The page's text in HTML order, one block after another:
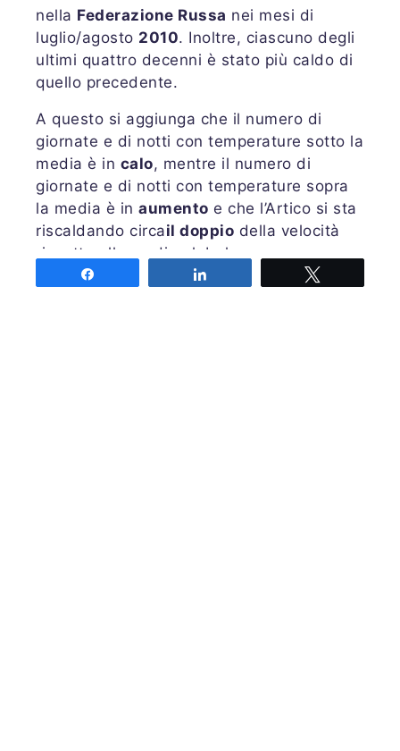
nella Federazione Russa nei mesi di
luglio/agosto 2010. Inoltre, ciascuno degli
ultimi quattro decenni è stato più caldo di
quello precedente.
A questo si aggiunga che il numero di
giornate e di notti con temperature sotto la
media è in calo, mentre il numero di
giornate e di notti con temperature sopra
la media è in aumento e che l’Artico si sta
riscaldando circail doppio della velocità
rispetto alla media globale.
Secondo qualcuno tutto questo è